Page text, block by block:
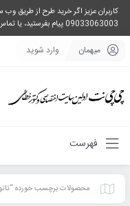
کاربران عزیز اگر خرید طرح از طریق وب
09033063003 پیام بفرستید، یا تماس بگیرید و طرح مورد نظر خود را دریافت نمایید.
میهمان وارد شوید
فهرست
محصولات برچسب خورده